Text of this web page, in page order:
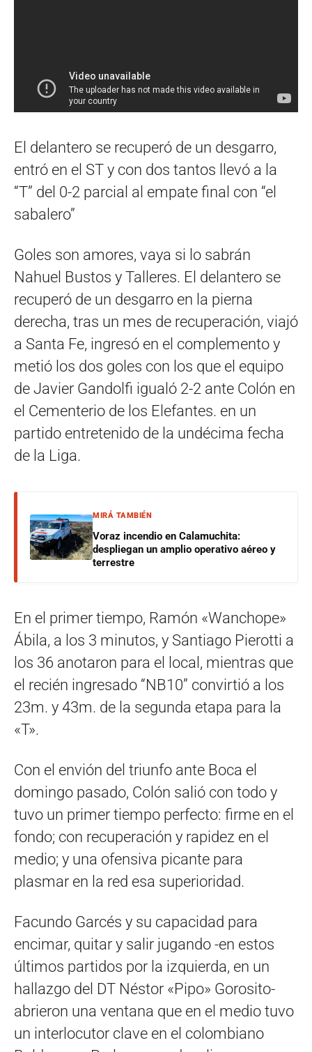
El delantero se recuperó de un desgarro,
entró en el ST y con dos tantos llevó a la
“T” del 0-2 parcial al empate final con “el
sabalero”
Goles son amores, vaya si lo sabrán
Nahuel Bustos y Talleres. El delantero se
recuperó de un desgarro en la pierna
derecha, tras un mes de recuperación, viajó
a Santa Fe, ingresó en el complemento y
metió los dos goles con los que el equipo
de Javier Gandolfi igualó 2-2 ante Colón en
el Cementerio de los Elefantes. en un
partido entretenido de la undécima fecha
de la Liga.
MIRÁ TAMBIÉN
Voraz incendio en Calamuchita:
despliegan un amplio operativo aéreo y
terrestre
En el primer tiempo, Ramón «Wanchope»
Ábila, a los 3 minutos, y Santiago Pierotti a
los 36 anotaron para el local, mientras que
el recién ingresado “NB10” convirtió a los
23m. y 43m. de la segunda etapa para la
«T».
Con el envión del triunfo ante Boca el
domingo pasado, Colón salió con todo y
tuvo un primer tiempo perfecto: firme en el
fondo; con recuperación y rapidez en el
medio; y una ofensiva picante para
plasmar en la red esa superioridad.
Facundo Garcés y su capacidad para
encimar, quitar y salir jugando -en estos
últimos partidos por la izquierda, en un
hallazgo del DT Néstor «Pipo» Gorosito-
abrieron una ventana que en el medio tuvo
un interlocutor clave en el colombiano